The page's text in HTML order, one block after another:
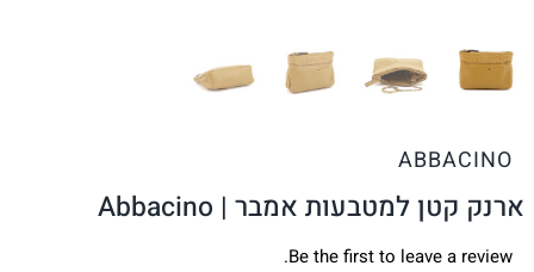
ABBACINO
ארנק קטן למטבעות אמבר | Abbacino
Be the first to leave a review.